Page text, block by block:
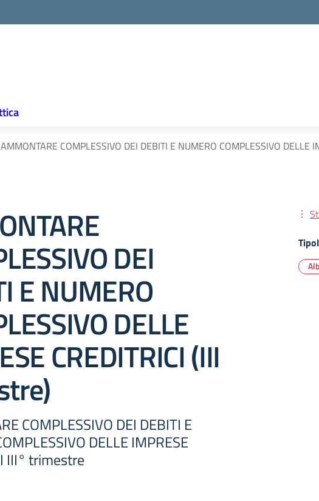
AMMONTARE COMPLESSIVO DEI DEBITI E NUMERO COMPLESSIVO DELLE
DEI
E NUMERO
DELLE
CREDITRICI (III
COMPLESSIVO DEI DEBITI E
DELLE IMPRESE
III° trimestre